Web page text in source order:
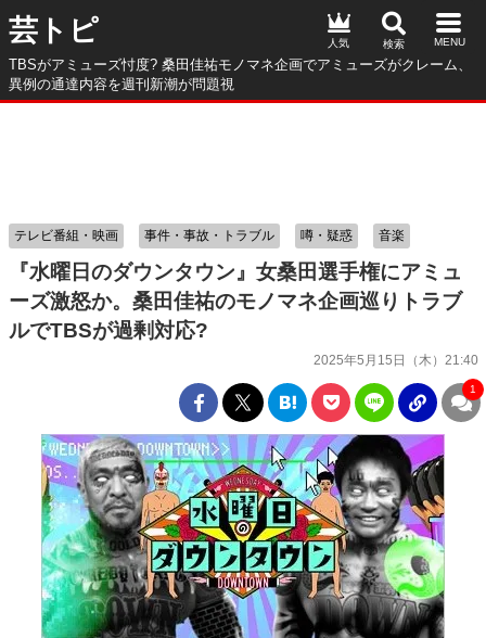
芸トピ
TBSがアミューズ忖度? 桑田佳祐モノマネ企画でアミューズがクレーム、
異例の通達内容を週刊新潮が問題視
人気
『水曜日のダウンタウン』女桑田選手権にアミュ
ーズ激怒か。桑田佳祐のモノマネ企画巡りトラブ
ルでTBSが過剰対応?
2025年5月15日（木）21:40
テレビ番組・映画 事件・事故・トラブル 噂・疑惑 音楽
1